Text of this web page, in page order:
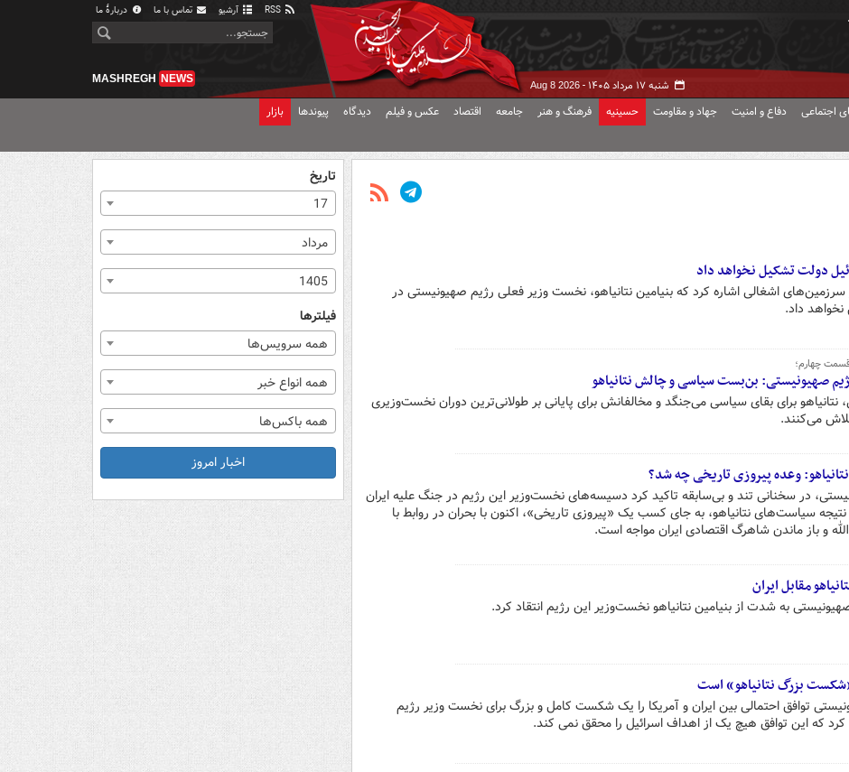
آرشیو تماس با ما دربارهٔ ما
شنبه ۱۷ مرداد ۱۴۰۵ - Aug 8 2026
MASHREGH NEWS
اجتماعی دفاع و امنیت جهاد و مقاومت حسینیه فرهنگ و هنر جامعه اقتصاد عکس و فیلم دیدگاه پیوندها بازار
دولت تشکیل نخواهد داد
سرزمین‌های اشغالی اشاره کرد که بنیامین نتانیاهو، نخست وزیر فعلی رژیم صهیونیستی در
داد.
چهارم؛
صهیونیستی: بن‌بست سیاسی و چالش نتانیاهو
برای بقای سیاسی می‌جنگد و مخالفانش برای پایانی بر طولانی‌ترین دوران نخست‌وزیری
می‌کنند.
وعده پیروزی تاریخی چه شد؟
در سخنانی تند و بی‌سابقه تاکید کرد دسیسه‌های نخست‌وزیر این رژیم در جنگ علیه ایران
سیاست‌های نتانیاهو، به جای کسب یک «پیروزی تاریخی»، اکنون با بحران در روابط با
و باز ماندن شاهرگ اقتصادی ایران مواجه است.
مقابل ایران
به شدت از بنیامین نتانیاهو نخست‌وزیر این رژیم انتقاد کرد.
«شکست بزرگ نتانیاهو» است
توافق احتمالی بین ایران و آمریکا را یک شکست کامل و بزرگ برای نخست وزیر رژیم
که این توافق هیچ یک از اهداف اسرائیل را محقق نمی کند.
تاریخ
17
مرداد
1405
فیلترها
همه سرویس‌ها
همه انواع خبر
همه باکس‌ها
اخبار امروز